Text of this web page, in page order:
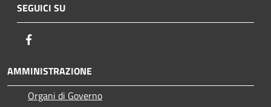
SEGUICI SU
AMMINISTRAZIONE
Organi di Governo